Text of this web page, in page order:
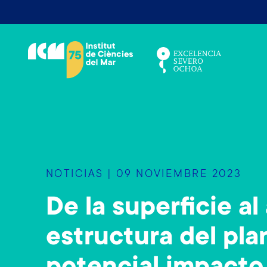
k
NOTICIAS | 09 NOVIEMBRE 2023
De la superficie
estructura del